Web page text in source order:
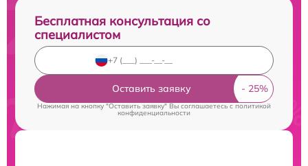
Бесплатная консультация со
специалистом
Оставить заявку
Нажимая на кнопку "Оставить заявку" Вы соглашаетесь cполитикой
конфиденциальности